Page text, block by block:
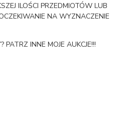
ILOŚCI PRZEDMIOTÓW LUB
NA WYZNACZENIE
INNE MOJE AUKCJE!!!